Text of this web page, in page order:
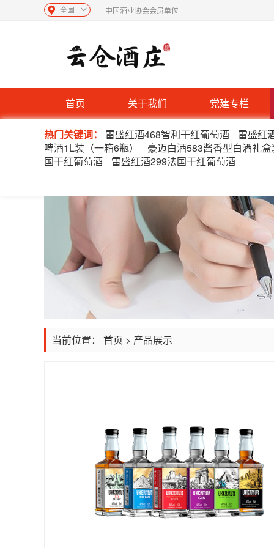
中国酒业协会会员单位
全国
首页 关于我们 党建专栏
热门关键词： 雷盛红酒468智利干红葡萄酒
雷盛红
啤酒1L装（一箱6瓶）
豪迈白酒583酱香型白酒礼
国干红葡萄酒
雷盛红酒299法国干红葡萄酒
当前位置： 首页 > 产品展示